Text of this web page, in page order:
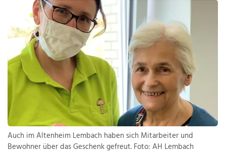
Auch im Altenheim Lembach haben sich Mitarbeiter und
Bewohner über das Geschenk gefreut. Foto: AH Lembach